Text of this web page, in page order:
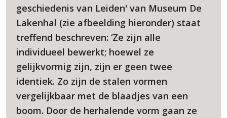
geschiedenis van Leiden' van Museum De
Lakenhal (zie afbeelding hieronder) staat
treffend beschreven: ‘Ze zijn alle
individueel bewerkt; hoewel ze
gelijkvormig zijn, zijn er geen twee
identiek. Zo zijn de stalen vormen
vergelijkbaar met de blaadjes van een
boom. Door de herhalende vorm gaan ze